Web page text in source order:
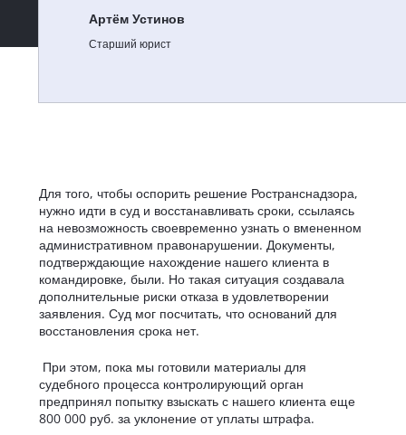
Артём Устинов
Старший юрист
Для того, чтобы оспорить решение Ространснадзора,
нужно идти в суд и восстанавливать сроки, ссылаясь
на невозможность своевременно узнать о вмененном
административном правонарушении. Документы,
подтверждающие нахождение нашего клиента в
командировке, были. Но такая ситуация создавала
дополнительные риски отказа в удовлетворении
заявления. Суд мог посчитать, что оснований для
восстановления срока нет.
При этом, пока мы готовили материалы для
судебного процесса контролирующий орган
предпринял попытку взыскать с нашего клиента еще
800 000 руб. за уклонение от уплаты штрафа.